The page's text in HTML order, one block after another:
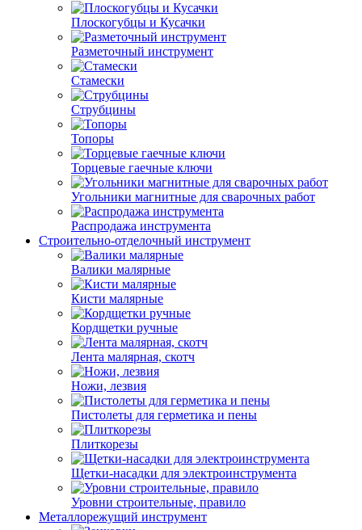
Плоскогубцы и Кусачки
Разметочный инструмент
Стамески
Струбцины
Топоры
Торцевые гаечные ключи
Угольники магнитные для сварочных работ
Распродажа инструмента
Строительно-отделочный инструмент
Валики малярные
Кисти малярные
Кордщетки ручные
Лента малярная, скотч
Ножи, лезвия
Пистолеты для герметика и пены
Плиткорезы
Щетки-насадки для электроинструмента
Уровни строительные, правило
Металлорежущий инструмент